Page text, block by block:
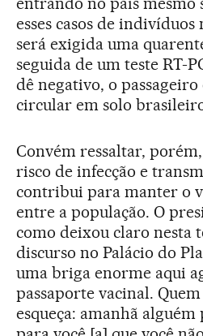
esses casos de
será exigida uma
seguida de um teste RT-
dê negativo, o
circular em solo
Convém ressaltar,
risco de infecção e
contribui para manter o
entre a população. O
como deixou claro nesta
discurso no Palácio do
uma briga enorme aqui
passaporte vacinal.
esqueça: amanhã